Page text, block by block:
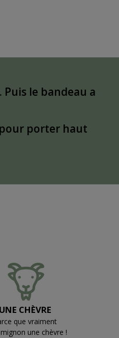
Puis le bandeau a
pour porter haut
UNE CHÈVRE
que vraiment
une chèvre !